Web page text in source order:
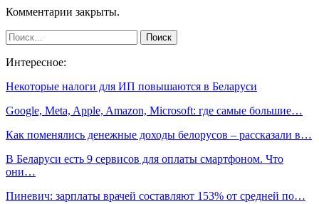
Комментарии закрыты.
Интересное:
Некоторые налоги для ИП повышаются в Беларуси
Google, Meta, Apple, Amazon, Microsoft: где самые большие…
Как поменялись денежные доходы белорусов – рассказали в…
В Беларуси есть 9 сервисов для оплаты смартфоном. Что
они…
Пиневич: зарплаты врачей составляют 153% от средней по…